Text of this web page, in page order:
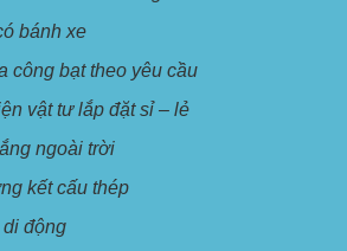
bánh xe
công bạt theo yêu cầu
vật tư lắp đặt sỉ – lẻ
ngoài trời
kết cấu thép
động